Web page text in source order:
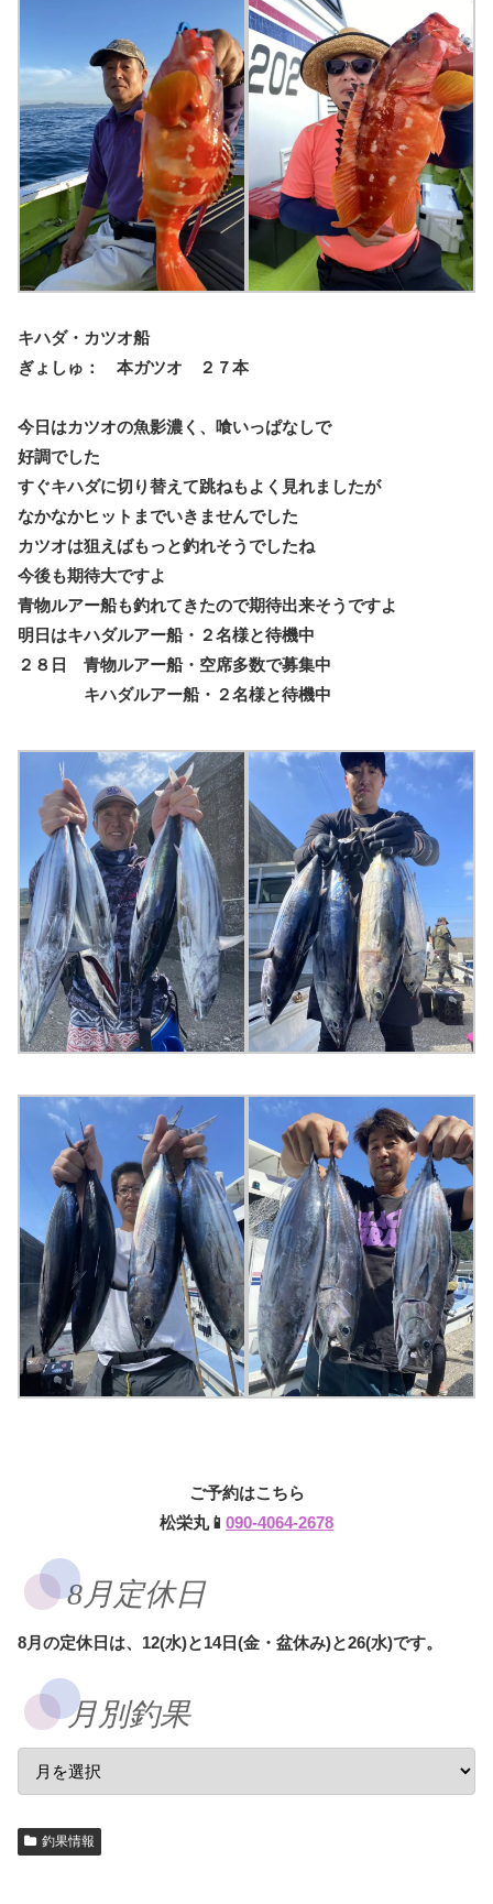
キハダ・カツオ船
ぎょしゅ： 本ガツオ ２７本
今日はカツオの魚影濃く、喰いっぱなしで
好調でした
すぐキハダに切り替えて跳ねもよく見れましたが
なかなかヒットまでいきませんでした
カツオは狙えばもっと釣れそうでしたね
今後も期待大ですよ
青物ルアー船も釣れてきたので期待出来そうですよ
明日はキハダルアー船・２名様と待機中
２８日 青物ルアー船・空席多数で募集中
キハダルアー船・２名様と待機中
ご予約はこちら
松栄丸📱 090-4064-2678
8月定休日
8月の定休日は、12(水)と14日(金・盆休み)と26(水)です。
月別釣果
釣果情報